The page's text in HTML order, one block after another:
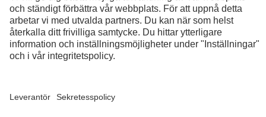
Garanti
Utöver garantin på 12 månader med obegränsad körsträcka för
hela fordonet omfattar Mercedes-Benz Trucks utökade garanti
områdena motor, växellåda, kardanaxel(-axlar) och drivaxel(-